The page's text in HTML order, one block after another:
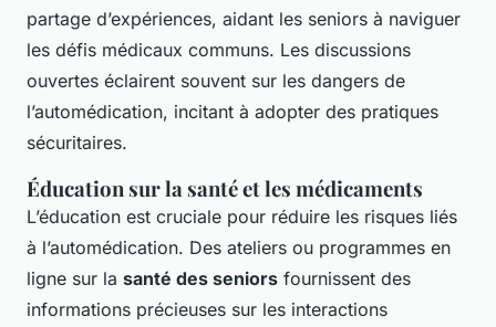
partage d’expériences, aidant les seniors à naviguer
les défis médicaux communs. Les discussions
ouvertes éclairent souvent sur les dangers de
l’automédication, incitant à adopter des pratiques
sécuritaires.
Éducation sur la santé et les médicaments
L’éducation est cruciale pour réduire les risques liés
à l’automédication. Des ateliers ou programmes en
ligne sur la santé des seniors fournissent des
informations précieuses sur les interactions